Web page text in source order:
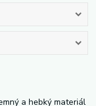
a hebký materiál